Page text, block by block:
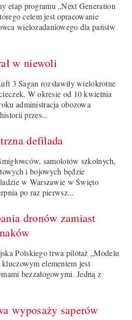
etap programu „Next Generation
celem jest opracowanie
wielozadaniowego dla państw
w niewoli
3 Sagan rozsławiły wielokrotne
W okresie od 10 kwietnia
administracja obozowa
przes...
defilada
samolotów szkolnych,
i bojowych będzie
w Warszawie w Święto
po raz pierwsz...
dronów zamiast
Polskiego trwa pilotaż „Modelu
elementem jest
bezzałogowymi. Jedną z
wyposaży saperów